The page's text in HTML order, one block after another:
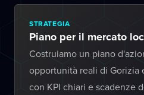
STRATEGIA
Piano per il mercato
Costruiamo un piano
opportunità reali di Gorizia
con KPI chiari e scadenze